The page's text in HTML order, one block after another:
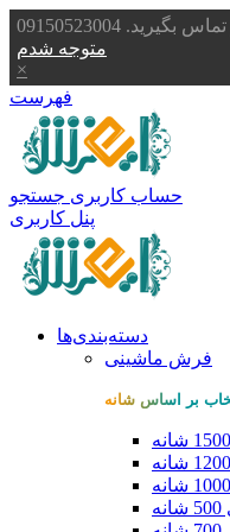
09150523004
متوجه شدم
×
فهرست
حساب کاربری جستجو
پنل کاربری
دسته‌بندی‌ها
فرش ماشینی
بر اساس شانه